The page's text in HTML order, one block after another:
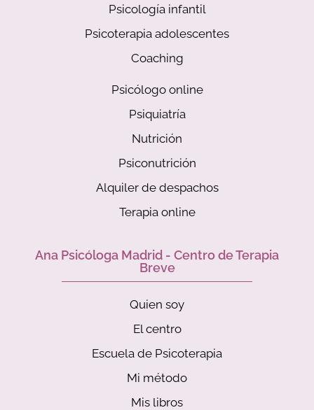
Psicología infantil
Psicoterapia adolescentes
Coaching
Psicólogo online
Psiquiatría
Nutrición
Psiconutrición
Alquiler de despachos
Terapia online
Ana Psicóloga Madrid - Centro de Terapia
Breve
Quien soy
El centro
Escuela de Psicoterapia
Mi método
Mis libros